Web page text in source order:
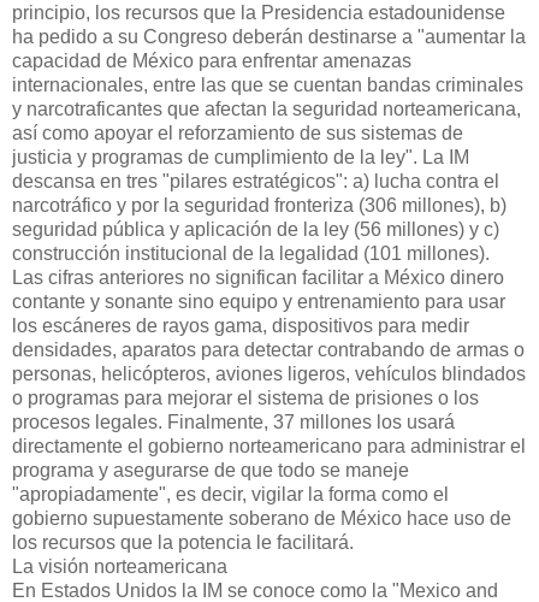
principio, los recursos que la Presidencia estadounidense
ha pedido a su Congreso deberán destinarse a "aumentar la
capacidad de México para enfrentar amenazas
internacionales, entre las que se cuentan bandas criminales
y narcotraficantes que afectan la seguridad norteamericana,
así como apoyar el reforzamiento de sus sistemas de
justicia y programas de cumplimiento de la ley". La IM
descansa en tres "pilares estratégicos": a) lucha contra el
narcotráfico y por la seguridad fronteriza (306 millones), b)
seguridad pública y aplicación de la ley (56 millones) y c)
construcción institucional de la legalidad (101 millones).
Las cifras anteriores no significan facilitar a México dinero
contante y sonante sino equipo y entrenamiento para usar
los escáneres de rayos gama, dispositivos para medir
densidades, aparatos para detectar contrabando de armas o
personas, helicópteros, aviones ligeros, vehículos blindados
o programas para mejorar el sistema de prisiones o los
procesos legales. Finalmente, 37 millones los usará
directamente el gobierno norteamericano para administrar el
programa y asegurarse de que todo se maneje
"apropiadamente", es decir, vigilar la forma como el
gobierno supuestamente soberano de México hace uso de
los recursos que la potencia le facilitará.
La visión norteamericana
En Estados Unidos la IM se conoce como la "Mexico and